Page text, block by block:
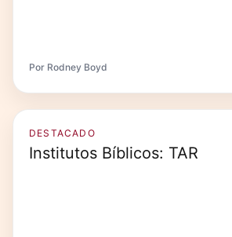
Por Rodney Boyd
DESTACADO
Institutos Bíblicos: TAR